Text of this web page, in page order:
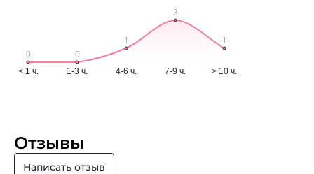
Отзывы
Написать отзыв